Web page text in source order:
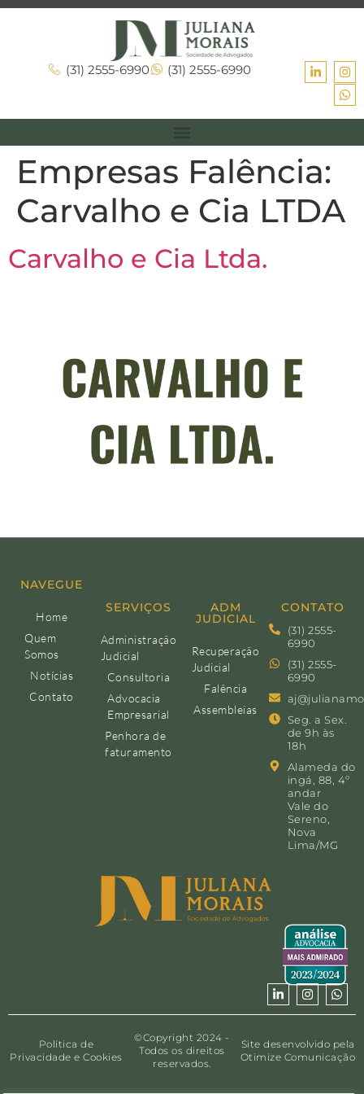
(31) 2555-6990 (31) 2555-6990
Empresas Falência:
Carvalho e Cia LTDA
Carvalho e Cia Ltda.
NAVEGUE
Home
Quem
Somos
Notícias
Contato
SERVIÇOS
Administração
Judicial
Consultoria
Advocacia
Empresarial
Penhora de
faturamento
ADM
JUDICIAL
Recuperação
Judicial
Falência
Assembleias
CONTATO
(31) 2555-
6990
(31) 2555-
6990
Seg. a Sex.
de 9h às
18h
Alameda do
ingá, 88, 4º
andar
Vale do
Sereno,
Nova
Lima/MG
Política de
Privacidade e Cookies
©Copyright 2024 -
Todos os direitos
reservados.
Site desenvolvido pela
Otimize Comunicação